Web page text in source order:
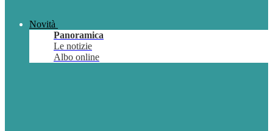
Novità
Panoramica
Le notizie
Albo online